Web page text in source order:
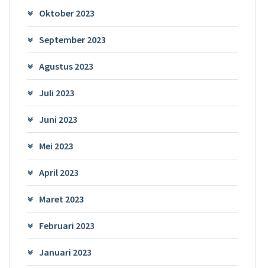
Oktober 2023
September 2023
Agustus 2023
Juli 2023
Juni 2023
Mei 2023
April 2023
Maret 2023
Februari 2023
Januari 2023